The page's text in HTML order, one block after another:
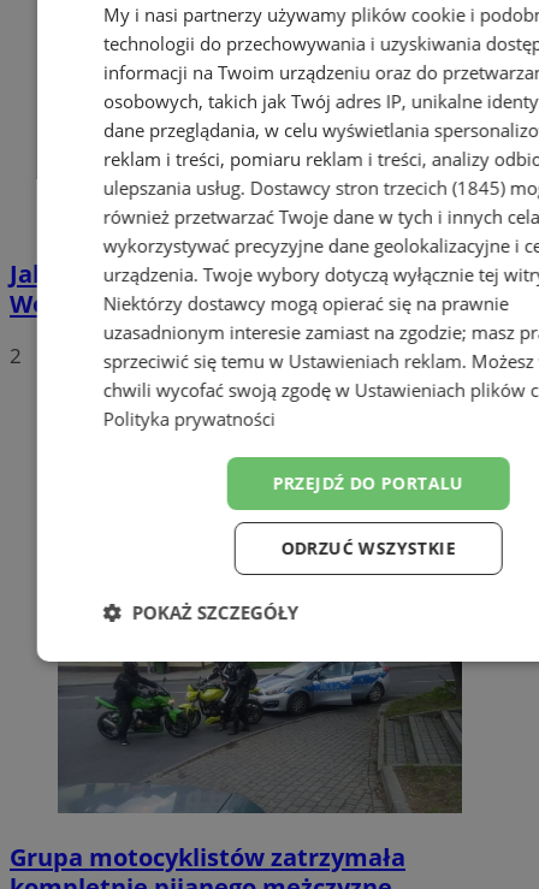
Jak uzyskać Kartę Dużej Rodziny w
Wodzisławiu? Poznaj plusy jej posiadania
2
Grupa motocyklistów zatrzymała
My i nasi partnerzy używamy plików cookie i
technologii do przechowywania i uzyskiwania
informacji na Twoim urządzeniu oraz do
osobowych, takich jak Twój adres IP, unikalne
dane przeglądania, w celu wyświetlania
reklam i treści, pomiaru reklam i treści, analizy
ulepszania usług. Dostawcy stron trzecich (1845)
również przetwarzać Twoje dane w tych i innych
wykorzystywać precyzyjne dane geolokalizacyjne i
urządzenia. Twoje wybory dotyczą wyłącznie tej
Niektórzy dostawcy mogą opierać się na prawnie
uzasadnionym interesie zamiast na zgodzie; masz
sprzeciwić się temu w Ustawieniach reklam.
chwili wycofać swoją zgodę w Ustawieniach plików
Polityka prywatności
PRZEJDŹ DO PORTALU
ODRZUĆ WSZYSTKIE
POKAŻ SZCZEGÓŁY
Niezbędne Wydajność
Funkcjonalność